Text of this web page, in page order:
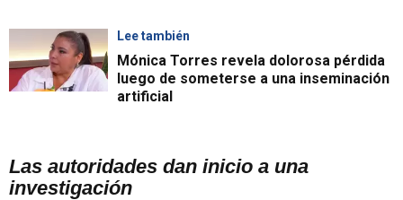
Lee también
Mónica Torres revela dolorosa pérdida
luego de someterse a una inseminación
artificial
Las autoridades dan inicio a una
investigación